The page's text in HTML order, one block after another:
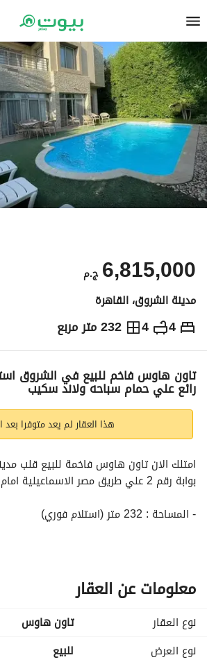
ج.م 6,815,000
مدينة الشروق، القاهرة
4
4 232 متر مربع ج.م6,815,000
التفاصيل الاتجاهات والمؤشرات
تاون هاوس فاخم للبيع في الشروق
رائع علي حمام سباحه ولاند سكيب
هذا العقار لم يعد متوفرا بعد
امتلك الان تاون هاوس فاخمة للبيع قلب
بوابة رقم 2 علي طريق مصر الاسماعيلية امام تيراس مول
- المساحة : 232 متر (استلام فوري)
للتواصل والمعاينه الفوريه: عرض معلومات الاتصالمعلومات عن العقار
نوع العقار
تاون هاوس
نوع العرض
للبيع